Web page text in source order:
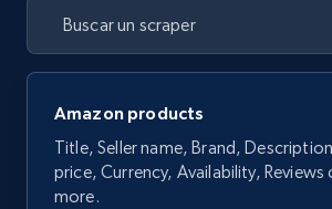
Amazon products
Title, Seller name, Brand,
price, Currency, Availability,
more.